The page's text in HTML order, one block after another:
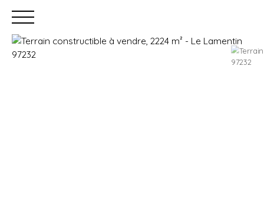
Accueil Faire gérer